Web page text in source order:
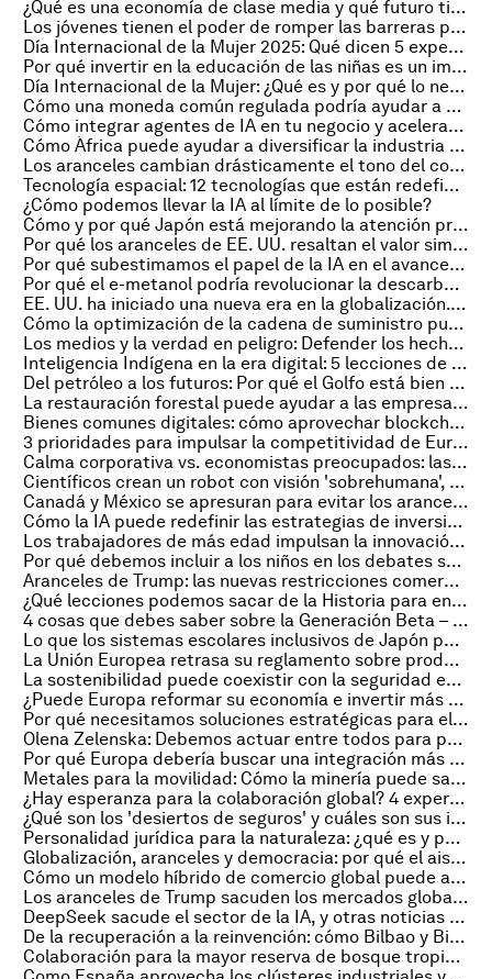
¿Qué es una economía de clase media y qué futuro tiene?
Los jóvenes tienen el poder de romper las barreras para el empoderamiento de las mujeres
Día Internacional de la Mujer 2025: Qué dicen 5 expertas sobre cómo maximizar la salud y los derechos de las mujeres
Por qué invertir en la educación de las niñas es un imperativo tanto moral como económico
Día Internacional de la Mujer: ¿Qué es y por qué lo necesitamos?
Cómo una moneda común regulada podría ayudar a África Occidental a alcanzar la neutralidad de carbono
Cómo integrar agentes de IA en tu negocio y acelerar la generación de valor
Cómo África puede ayudar a diversificar la industria global de semiconductores
Los aranceles cambian drásticamente el tono del comercio global, y otras noticias económicas
Tecnología espacial: 12 tecnologías que están redefiniendo nuestro futuro en el cosmos
¿Cómo podemos llevar la IA al límite de lo posible?
Cómo y por qué Japón está mejorando la atención prenatal y en el posparto
Por qué los aranceles de EE. UU. resaltan el valor simbólico del acero para la identidad nacional
Por qué subestimamos el papel de la IA en el avance de la sostenibilidad
Por qué el e-metanol podría revolucionar la descarbonización del transporte marítimo y la industria química
EE. UU. ha iniciado una nueva era en la globalización. ¿Cómo se están adaptando las empresas?
Cómo la optimización de la cadena de suministro puede impulsar la agricultura vertical
Los medios y la verdad en peligro: Defender los hechos en la Era Inteligente
Inteligencia Indígena en la era digital: 5 lecciones de Davos
Del petróleo a los futuros: Por qué el Golfo está bien posicionado para jugar un papel clave en la toma de decisiones globales
La restauración forestal puede ayudar a las empresas a alcanzar sus objetivos de clima y biodiversidad
Bienes comunes digitales: cómo aprovechar blockchain para una mejor gobernanza
3 prioridades para impulsar la competitividad de Europa en un mundo cambiante
Calma corporativa vs. economistas preocupados: las opiniones sobre geopolítica están divididas
Científicos crean un robot con visión 'sobrehumana', y otras noticias sobre tecnología que debes leer
Canadá y México se apresuran para evitar los aranceles de Trump, y otras noticias sobre comercio global
Cómo la IA puede redefinir las estrategias de inversión y crear valor para las firmas financieras
Los trabajadores de más edad impulsan la innovación de la fuerza laboral en una economía digital. Así es como
Por qué debemos incluir a los niños en los debates sobre IA
Aranceles de Trump: las nuevas restricciones comerciales de EE. UU. en gráficos
¿Qué lecciones podemos sacar de la Historia para entender los Estados Unidos en 2025? 3 expertos opinan
4 cosas que debes saber sobre la Generación Beta – y cómo podría afectar a la economía global
Lo que los sistemas escolares inclusivos de Japón pueden enseñarnos sobre la resiliencia
La Unión Europea retrasa su reglamento sobre productos libres de deforestación, pero el cambio puede empezar hoy
La sostenibilidad puede coexistir con la seguridad energética, dicen los líderes del sector en Davos 2025
¿Puede Europa reformar su economía e invertir más en defensa?
Por qué necesitamos soluciones estratégicas para el desplazamiento interno
Olena Zelenska: Debemos actuar entre todos para proteger la seguridad de los niños
Por qué Europa debería buscar una integración más estrecha en un mundo cada vez más fragmentado
Metales para la movilidad: Cómo la minería puede satisfacer la demanda de vehículos eléctricos y apoyar la transición energética
¿Hay esperanza para la colaboración global? 4 expertos opinan
¿Qué son los 'desiertos de seguros' y cuáles son sus implicaciones para las empresas y las personas?
Personalidad jurídica para la naturaleza: ¿qué es y por qué se le debería otorgar?
Globalización, aranceles y democracia: por qué el aislacionismo no es la respuesta, según el economista Dani Rodrik
Cómo un modelo híbrido de comercio global puede ayudar a sortear un mundo fragmentado
Los aranceles de Trump sacuden los mercados globales, y otras noticias económicas
DeepSeek sacude el sector de la IA, y otras noticias sobre tecnología digital
De la recuperación a la reinvención: cómo Bilbao y Bizkaia cambiaron su estrategia
Colaboración para la mayor reserva de bosque tropical del mundo